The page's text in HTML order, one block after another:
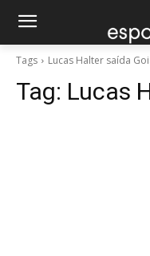
Tags Lucas Halter saída
Tag: Lucas